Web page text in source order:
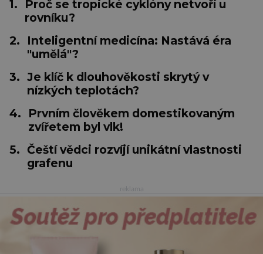
1.
Proč se tropické cyklóny netvoří u
rovníku?
2.
Inteligentní medicína: Nastává éra
"umělá"?
3. Je klíč k dlouhověkosti skrytý v
nízkých teplotách?
4.
Prvním člověkem domestikovaným
zvířetem byl vlk!
5. Čeští vědci rozvíjí unikátní vlastnosti
grafenu